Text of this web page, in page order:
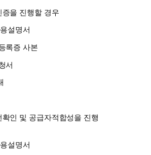
증을 진행할 경우
설명서
록증 사본
서
확인 및 공급자적합성을 진행
설명서